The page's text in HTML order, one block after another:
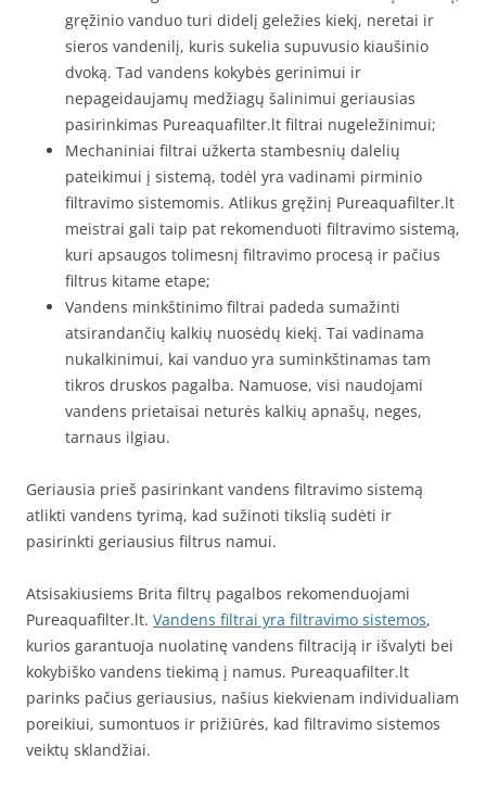
gręžinio vanduo turi didelį geležies kiekį, neretai ir
sieros vandenilį, kuris sukelia supuvusio kiaušinio
dvoką. Tad vandens kokybės gerinimui ir
nepageidaujamų medžiagų šalinimui geriausias
pasirinkimas Pureaquafilter.lt filtrai nugeležinimui;
Mechaniniai filtrai užkerta stambesnių dalelių
pateikimui į sistemą, todėl yra vadinami pirminio
filtravimo sistemomis. Atlikus gręžinį Pureaquafilter.lt
meistrai gali taip pat rekomenduoti filtravimo sistemą,
kuri apsaugos tolimesnį filtravimo procesą ir pačius
filtrus kitame etape;
Vandens minkštinimo filtrai padeda sumažinti
atsirandančių kalkių nuosėdų kiekį. Tai vadinama
nukalkinimui, kai vanduo yra suminkštinamas tam
tikros druskos pagalba. Namuose, visi naudojami
vandens prietaisai neturės kalkių apnašų, neges,
tarnaus ilgiau.
Geriausia prieš pasirinkant vandens filtravimo sistemą
atlikti vandens tyrimą, kad sužinoti tikslią sudėti ir
pasirinkti geriausius filtrus namui.
Atsisakiusiems Brita filtrų pagalbos rekomenduojami
Pureaquafilter.lt. Vandens filtrai yra filtravimo sistemos,
kurios garantuoja nuolatinę vandens filtraciją ir išvalyti bei
kokybiško vandens tiekimą į namus. Pureaquafilter.lt
parinks pačius geriausius, našius kiekvienam individualiam
poreikiui, sumontuos ir prižiūrės, kad filtravimo sistemos
veiktų sklandžiai.